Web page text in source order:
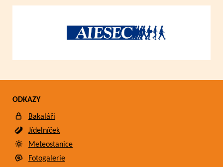
ODKAZY
Bakaláři
Jídelníček
Meteostanice
Fotogalerie